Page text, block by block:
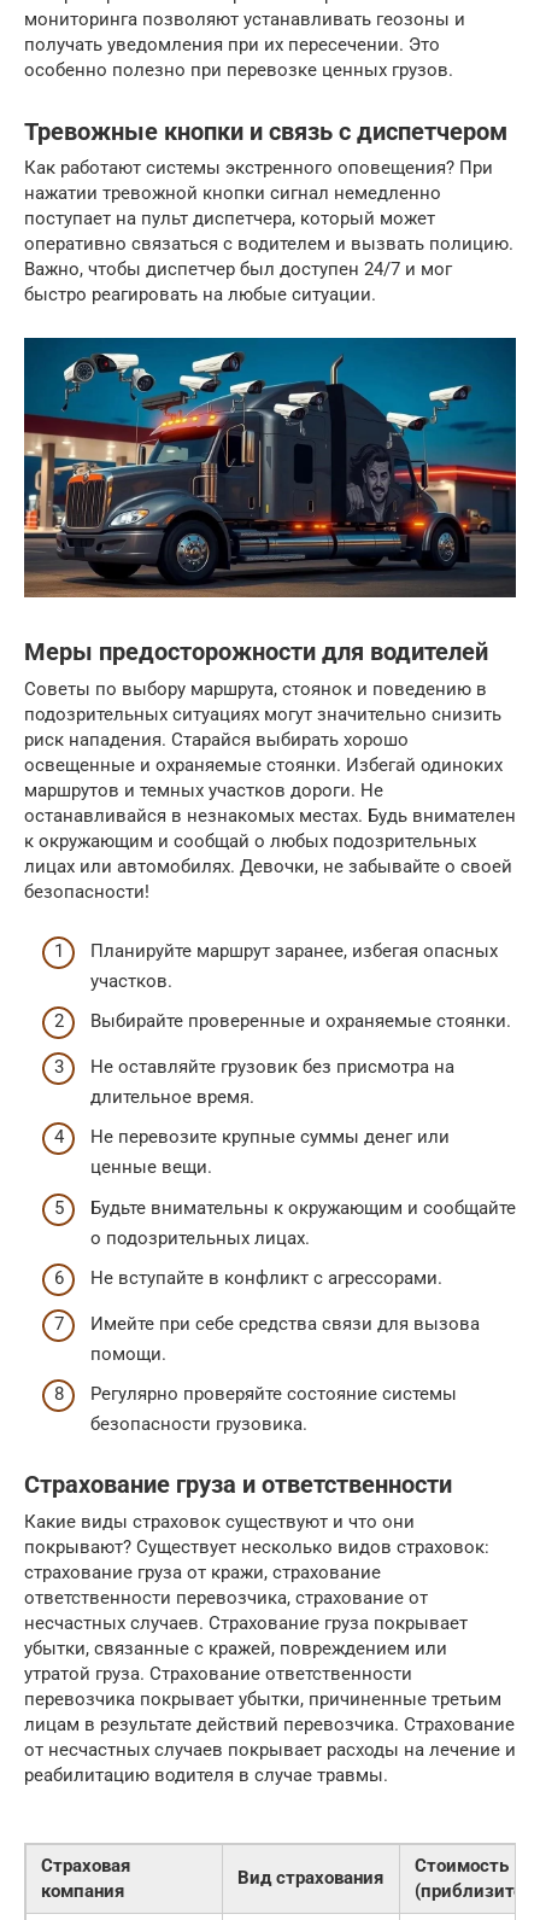
мониторинга позволяют устанавливать геозоны и
получать уведомления при их пересечении. Это
особенно полезно при перевозке ценных грузов.
Тревожные кнопки и связь с диспетчером
Как работают системы экстренного оповещения? При
нажатии тревожной кнопки сигнал немедленно
поступает на пульт диспетчера, который может
оперативно связаться с водителем и вызвать полицию.
Важно, чтобы диспетчер был доступен 24/7 и мог
быстро реагировать на любые ситуации.
Меры предосторожности для водителей
Советы по выбору маршрута, стоянок и поведению в
подозрительных ситуациях могут значительно снизить
риск нападения. Старайся выбирать хорошо
освещенные и охраняемые стоянки. Избегай одиноких
маршрутов и темных участков дороги. Не
останавливайся в незнакомых местах. Будь внимателен
к окружающим и сообщай о любых подозрительных
лицах или автомобилях. Девочки, не забывайте о своей
безопасности!
Планируйте маршрут заранее, избегая опасных
участков.
Выбирайте проверенные и охраняемые стоянки.
Не оставляйте грузовик без присмотра на
длительное время.
Не перевозите крупные суммы денег или
ценные вещи.
Будьте внимательны к окружающим и сообщайте
о подозрительных лицах.
Не вступайте в конфликт с агрессорами.
Имейте при себе средства связи для вызова
помощи.
Регулярно проверяйте состояние системы
безопасности грузовика.
Страхование груза и ответственности
Какие виды страховок существуют и что они
покрывают? Существует несколько видов страховок:
страхование груза от кражи, страхование
ответственности перевозчика, страхование от
несчастных случаев. Страхование груза покрывает
убытки, связанные с кражей, повреждением или
утратой груза. Страхование ответственности
перевозчика покрывает убытки, причиненные третьим
лицам в результате действий перевозчика. Страхование
от несчастных случаев покрывает расходы на лечение и
реабилитацию водителя в случае травмы.
Страховая
компания
Вид страхования
Стоимость